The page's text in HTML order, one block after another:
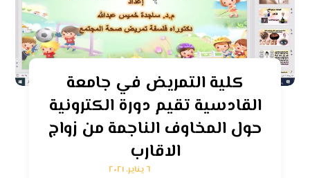
كلية التمريض في جامعة
القادسية تقيم دورة الكترونية
حول المخاوف الناجمة من زواج
الاقارب
٦ يناير، ٢٠٢١